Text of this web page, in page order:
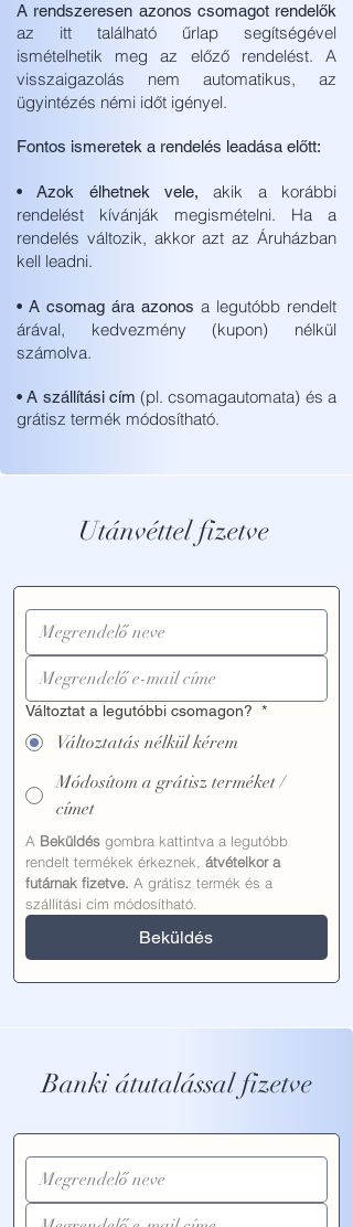
A rendszeresen azonos csomagot rendelők
az itt található űrlap segítségével
ismételhetik meg az előző rendelést. A
visszaigazolás nem automatikus, az
ügyintézés némi időt igényel.
Fontos ismeretek a rendelés leadása előtt:
• Azok élhetnek vele,
akik a korábbi
rendelést kívánják megismételni. Ha a
rendelés változik, akkor azt az Áruházban
kell leadni.
• A csomag ára azonos a legutóbb rendelt
árával, kedvezmény (kupon) nélkül
számolva.
• A szállítási cím (pl. csomagautomata) és a
grátisz termék módosítható.
Utánvéttel fizetve
Változtat a legutóbbi csomagon? *
Változtatás nélkül kérem
Módosítom a grátisz terméket /
címet
A Beküldés gombra kattintva a legutóbb
rendelt termékek érkeznek, átvételkor a
futárnak fizetve. A grátisz termék és a
szállítási cím módosítható.
Beküldés
Banki átutalással fizetve